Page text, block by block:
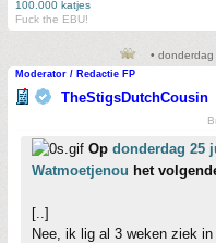
100.000 katjes
Fuck the EBU!
•
Moderator / Redactie FP
TheStigsDutchCousin
Op donderdag 25
Watmoetjenou het
[..]
Nee, ik lig al 3 weken ziek in